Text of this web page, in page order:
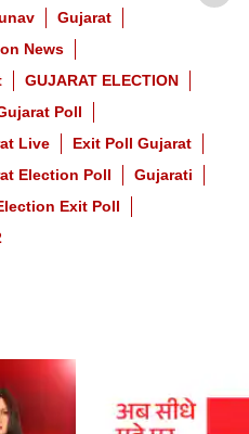
Gujarat
News
GUJARAT ELECTION
Poll
Live
Exit Poll Gujarat
Election Poll
Gujarati
Exit Poll